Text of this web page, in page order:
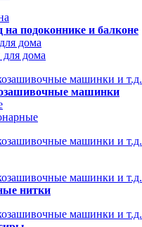
на подоконнике и балконе
дома
дома
машинки и т.д.
машинки
машинки и т.д.
машинки и т.д.
нитки
машинки и т.д.